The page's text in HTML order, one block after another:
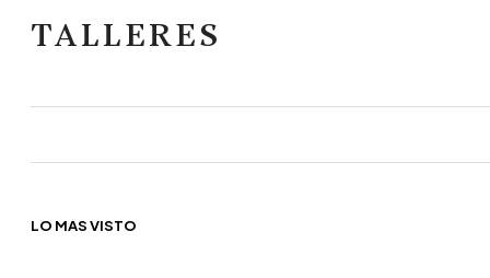
TALLERES
LO MÁS VISTO